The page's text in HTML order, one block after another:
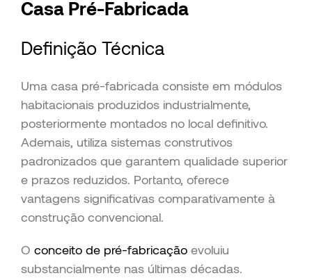
Casa Pré-Fabricada
Definição Técnica
Uma casa pré-fabricada consiste em módulos
habitacionais produzidos industrialmente,
posteriormente montados no local definitivo.
Ademais, utiliza sistemas construtivos
padronizados que garantem qualidade superior
e prazos reduzidos. Portanto, oferece
vantagens significativas comparativamente à
construção convencional.
O conceito de pré-fabricação evoluiu
substancialmente nas últimas décadas.